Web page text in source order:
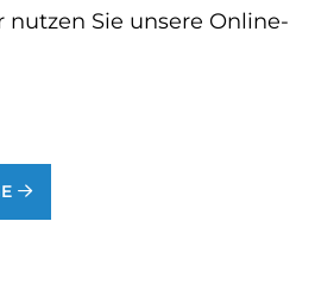
nutzen Sie unsere Online-